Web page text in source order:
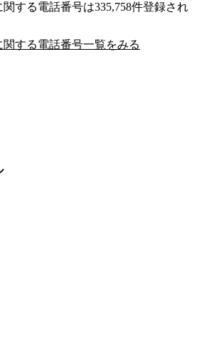
する電話番号は335,758件登録され
する電話番号一覧をみる